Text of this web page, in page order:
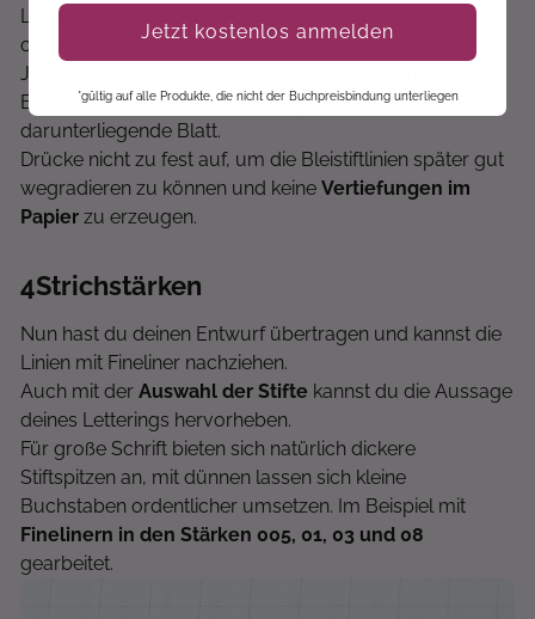
Lege nun das Transparentpapier mit der Schrift nach
oben auf dein Papier und richte es mittig aus.
Jetzt fährst du die Linien
Bleistift nach – die Linie überträgt sich so auf das
darunterliegende Blatt.
Drücke nicht zu fest auf, um die Bleistiftlinien später gut
wegradieren zu können und keine Vertiefungen im
Papier zu erzeugen.
4Strichstärken
Nun hast du deinen Entwurf übertragen und kannst die
Linien mit Fineliner nachziehen.
Auch mit der Auswahl der Stifte kannst du die Aussage
deines Letterings hervorheben.
Für große Schrift bieten sich natürlich dickere
Stiftspitzen an, mit dünnen lassen sich kleine
Buchstaben ordentlicher umsetzen. Im Beispiel mit
Finelinern in den Stärken 005, 01, 03 und 08
gearbeitet.
Jetzt kostenlos anmelden
*gültig auf alle Produkte, die nicht der Buchpreisbindung unterliegen